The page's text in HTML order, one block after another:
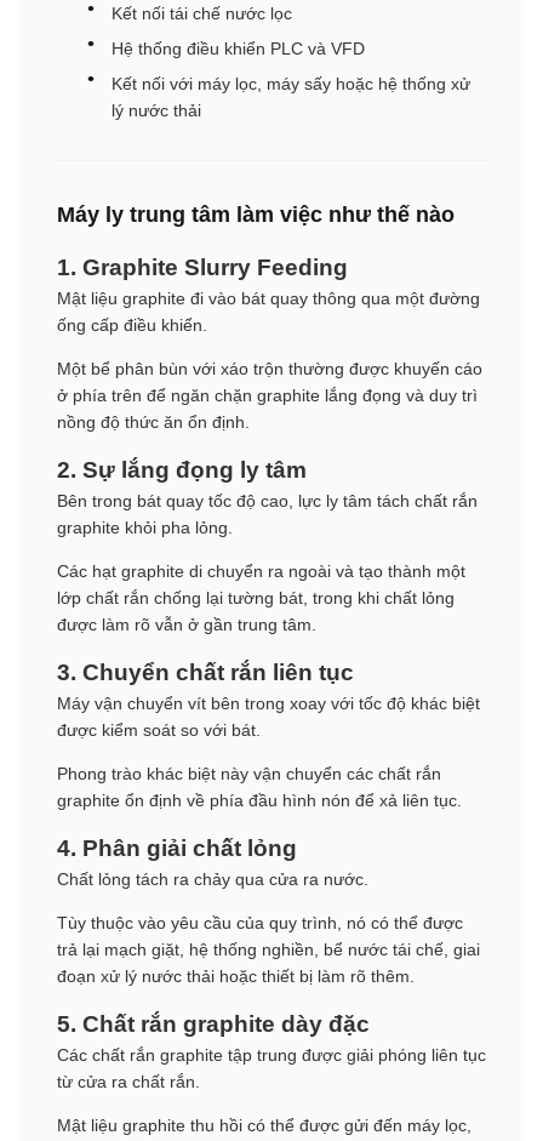
Kết nối tái chế nước lọc
Hệ thống điều khiển PLC và VFD
Kết nối với máy lọc, máy sấy hoặc hệ thống xử
lý nước thải
Máy ly trung tâm làm việc như thế nào
1. Graphite Slurry Feeding
Mật liệu graphite đi vào bát quay thông qua một đường
ống cấp điều khiển.
Một bể phân bùn với xáo trộn thường được khuyến cáo
ở phía trên để ngăn chặn graphite lắng đọng và duy trì
nồng độ thức ăn ổn định.
2. Sự lắng đọng ly tâm
Bên trong bát quay tốc độ cao, lực ly tâm tách chất rắn
graphite khỏi pha lỏng.
Các hạt graphite di chuyển ra ngoài và tạo thành một
lớp chất rắn chống lại tường bát, trong khi chất lỏng
được làm rõ vẫn ở gần trung tâm.
3. Chuyển chất rắn liên tục
Máy vận chuyển vít bên trong xoay với tốc độ khác biệt
được kiểm soát so với bát.
Phong trào khác biệt này vận chuyển các chất rắn
graphite ổn định về phía đầu hình nón để xả liên tục.
4. Phân giải chất lỏng
Chất lỏng tách ra chảy qua cửa ra nước.
Tùy thuộc vào yêu cầu của quy trình, nó có thể được
trả lại mạch giặt, hệ thống nghiền, bể nước tái chế, giai
đoạn xử lý nước thải hoặc thiết bị làm rõ thêm.
5. Chất rắn graphite dày đặc
Các chất rắn graphite tập trung được giải phóng liên tục
từ cửa ra chất rắn.
Mật liệu graphite thu hồi có thể được gửi đến máy lọc,